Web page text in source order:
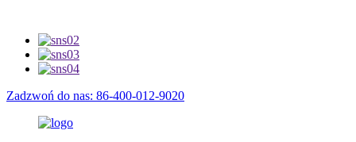
Zadzwoń do nas: 86-400-012-9020